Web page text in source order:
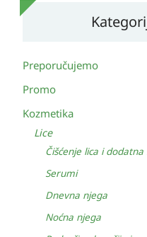
Preporučujemo
Promo
Kozmetika
Lice
Čišćenje lica i dodatna
Serumi
Dnevna njega
Noćna njega